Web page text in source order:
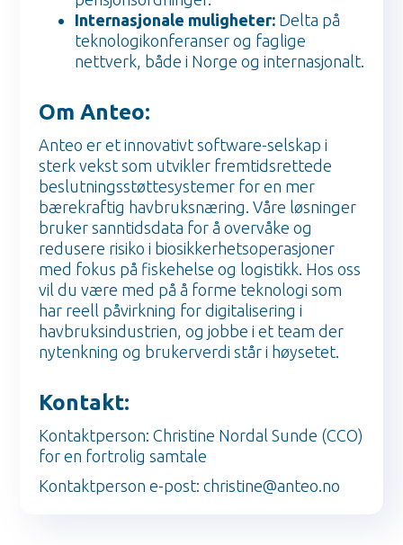
Internasjonale muligheter:Delta på
teknologikonferanser og faglige
nettverk, både i Norge og internasjonalt.
Om Anteo:
Anteo er et innovativt software-selskap i
sterk vekst som utvikler fremtidsrettede
beslutningsstøttesystemer for en mer
bærekraftig havbruksnæring. Våre løsninger
bruker sanntidsdata for å overvåke og
redusere risiko i biosikkerhetsoperasjoner
med fokus på fiskehelse og logistikk. Hos oss
vil du være med på å forme teknologi som
har reell påvirkning for digitalisering i
havbruksindustrien, og jobbe i et team der
nytenkning og brukerverdi står i høysetet. ‍‍
Kontakt:
Kontaktperson: Christine Nordal Sunde (CCO)
for en fortrolig samtale
Kontaktperson e-post: christine@anteo.no